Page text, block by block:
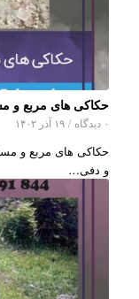
حکاکی های مربع و
۰ دیدگاه / ۱۹ آذر ۱۴۰۲
حکاکی های مربع و
و دفی…